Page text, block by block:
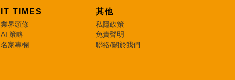
IT TIMES
業界頭條
AI 策略
名家專欄
其他
私隱政策
免責聲明
聯絡/關於我們